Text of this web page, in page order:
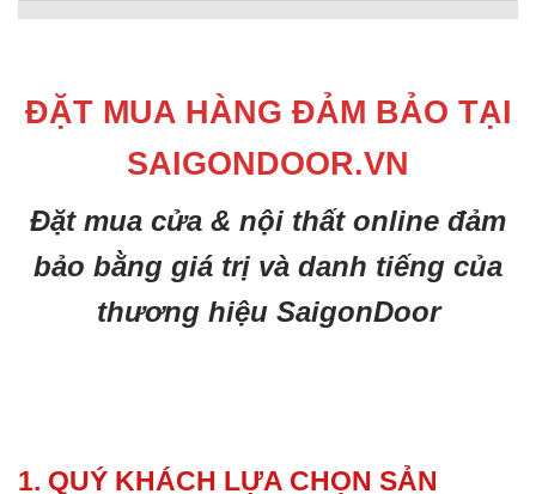
ĐẶT MUA HÀNG ĐẢM BẢO TẠI
SAIGONDOOR.VN
Đặt mua cửa & nội thất online đảm
bảo bằng giá trị và danh tiếng của
thương hiệu SaigonDoor
1. QUÝ KHÁCH LỰA CHỌN SẢN